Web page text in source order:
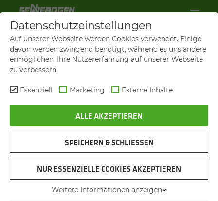
10 JAHRE AKADEMIE
EIN JAHR­ZEHNT WISSEN
UND WERTE
Datenschutzeinstellungen
Auf unserer Webseite werden Cookies verwendet. Einige
davon werden zwingend benötigt, während es uns andere
ermöglichen, Ihre Nutzererfahrung auf unserer Webseite
zu verbessern.
Essenziell Marketing Externe Inhalte
ALLE AKZEPTIEREN
SPEICHERN & SCHLIESSEN
NUR ESSENZIELLE COOKIES AKZEPTIEREN
Weitere Informationen anzeigen